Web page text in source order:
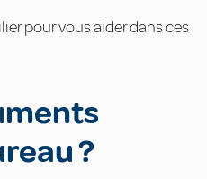
pour vous aider dans ces
?